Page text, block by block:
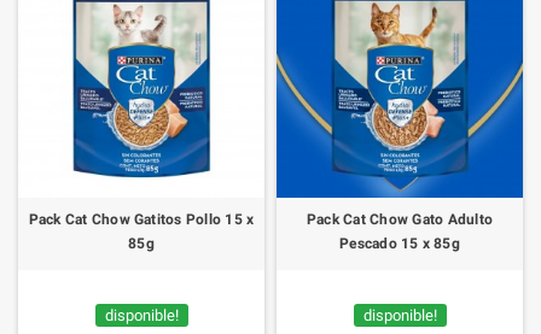
Pack Cat Chow Gatitos Pollo 15 x
85g
disponible!
Pack Cat Chow Gato Adulto
Pescado 15 x 85g
disponible!